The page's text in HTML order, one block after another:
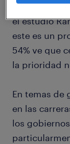
el estudio
este es un
54% ve que
la prioridad
En temas de
en las
los